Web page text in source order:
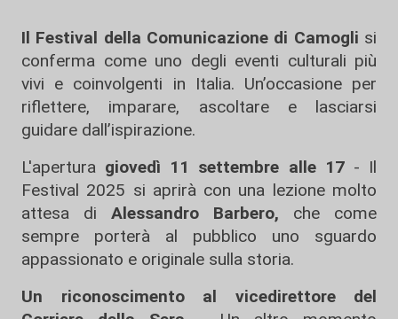
Il Festival della Comunicazione di Camogli si
conferma come uno degli eventi culturali più
vivi e coinvolgenti in Italia. Un’occasione per
riflettere, imparare, ascoltare e lasciarsi
guidare dall’ispirazione.
L'apertura giovedì 11 settembre alle 17 - Il
Festival 2025 si aprirà con una lezione molto
attesa di Alessandro Barbero, che come
sempre porterà al pubblico uno sguardo
appassionato e originale sulla storia.
Un riconoscimento al vicedirettore del